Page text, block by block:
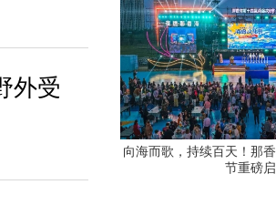
外受
向海而歌，持续百天！那
节重磅